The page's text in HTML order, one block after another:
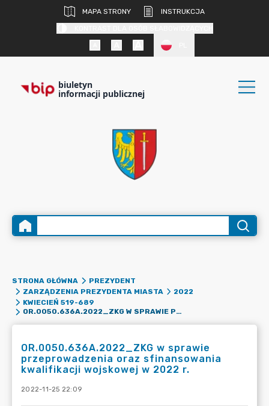
MAPA STRONY
INSTRUKCJA
biuletyn
informacji publicznej
STRONA GŁÓWNA
PREZYDENT
ZARZĄDZENIA PREZYDENTA MIASTA
2022
KWIECIEŃ 519-689
OR.0050.636A.2022_ZKG W SPRAWIE PRZEPROWADZENIA ORAZ SFINANSOWANIA KWALIFIKACJI WOJSKOWEJ W 2022 R.
OR.0050.636A.2022_ZKG w sprawie
przeprowadzenia oraz sfinansowania
kwalifikacji wojskowej w 2022 r.
2022-11-25 22:09